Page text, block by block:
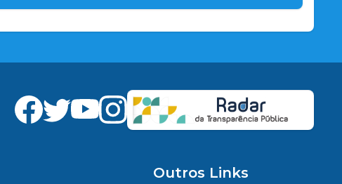
Outros Links